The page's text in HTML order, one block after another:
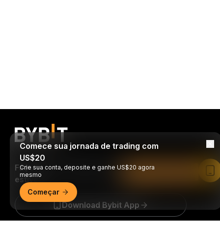
Faça trades a qualquer momento, de onde
estiver!
Download Bybit App
Comece sua jornada de trading com
US$20
Crie sua conta, deposite e ganhe US$20 agora
mesmo
Começar
Leia no app da Bybit